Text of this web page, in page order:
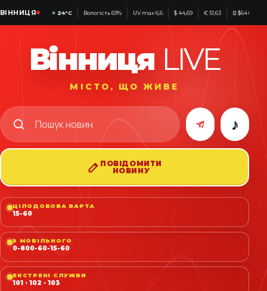
ВІННИЦЯ ☀ 24°C Вологість 69% UV max 6,6 $ 44,69 € 51,63 ₿ $64 662
Вінниця LIVE
МІСТО, ЩО ЖИВЕ
♪
ПОВІДОМИТИ
НОВИНУ
ЦІЛОДОБОВА ВАРТА
15-60
З МОБІЛЬНОГО
0-800-60-15-60
ЕКСТРЕНІ СЛУЖБИ
101 · 102 · 103